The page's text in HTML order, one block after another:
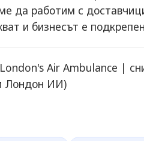
да работим с
и бизнесът е
Air Ambulance |
Лондон ИИ)